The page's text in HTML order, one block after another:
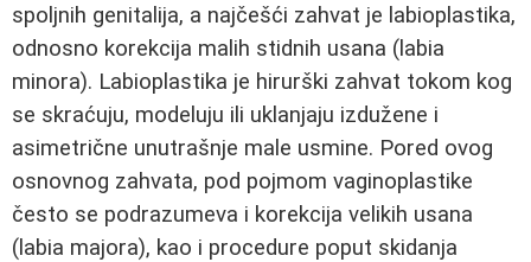
spoljnih genitalija, a najčešći zahvat je labioplastika,
odnosno korekcija malih stidnih usana (labia
minora). Labioplastika je hirurški zahvat tokom kog
se skraćuju, modeluju ili uklanjaju izdužene i
asimetrične unutrašnje male usmine. Pored ovog
osnovnog zahvata, pod pojmom vaginoplastike
često se podrazumeva i korekcija velikih usana
(labia majora), kao i procedure poput skidanja